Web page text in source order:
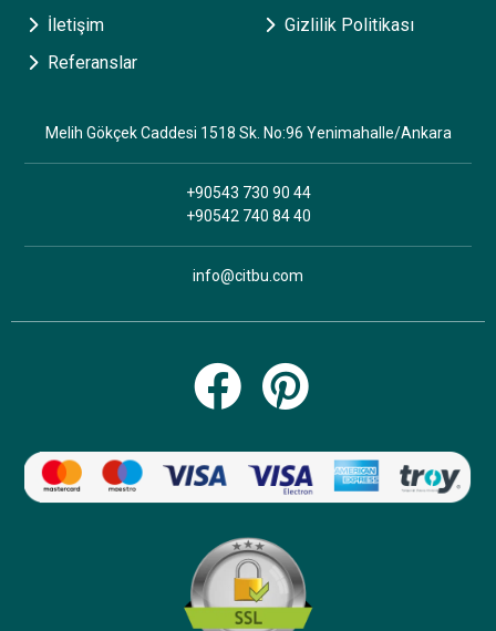
İletişim
Gizlilik Politikası
Referanslar
Melih Gökçek Caddesi 1518 Sk. No:96 Yenimahalle/Ankara
+90543 730 90 44
+90542 740 84 40
info@citbu.com